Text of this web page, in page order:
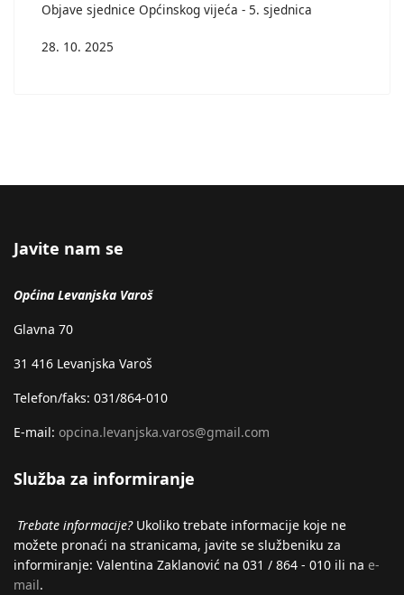
Objave sjednice Općinskog vijeća - 5. sjednica
28. 10. 2025
Javite nam se
Općina Levanjska Varoš
Glavna 70
31 416 Levanjska Varoš
Telefon/faks: 031/864-010
E-mail: opcina.levanjska.varos@gmail.com
Služba za informiranje
Trebate informacije?Ukoliko trebate informacije koje ne
možete pronaći na stranicama, javite se službeniku za
informiranje: Valentina Zaklanović na 031 / 864 - 010 ili na e-
mail.